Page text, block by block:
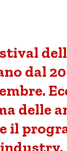
dal
delle
il